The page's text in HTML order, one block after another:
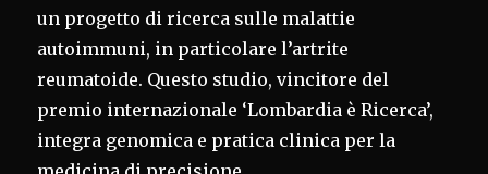
un progetto di ricerca sulle malattie
autoimmuni, in particolare l’artrite
reumatoide. Questo studio, vincitore del
premio internazionale ‘Lombardia è Ricerca’,
integra genomica e pratica clinica per la